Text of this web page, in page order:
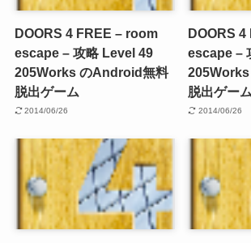
DOORS 4 FREE – room
escape – 攻略 Level 49
205Works のAndroid無料
脱出ゲーム
2014/06/26
DOORS
escape –
脱出ゲーム
2014/06/26